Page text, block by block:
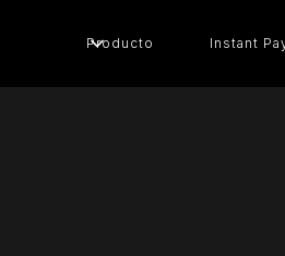
Producto Instant